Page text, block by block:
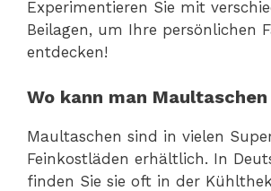
Experimentieren Sie mit
Beilagen, um Ihre persönlichen
entdecken!
Wo kann man
Maultaschen sind in vielen
Feinkostläden erhältlich. In
finden Sie sie oft in der